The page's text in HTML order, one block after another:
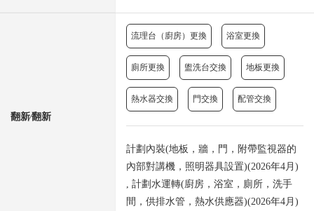
翻新⁄翻新
流理台（廚房）更換 浴室更換
廁所更換 盥洗台交換 地板更換
熱水器交換 門交換 配管交換
計劃內裝(地板，牆，門，附帶監視器的
內部對講機，照明器具設置)(2026年4月)
, 計劃水運轉(廚房，浴室，廁所，洗手
間，供排水管，熱水供應器)(2026年4月)